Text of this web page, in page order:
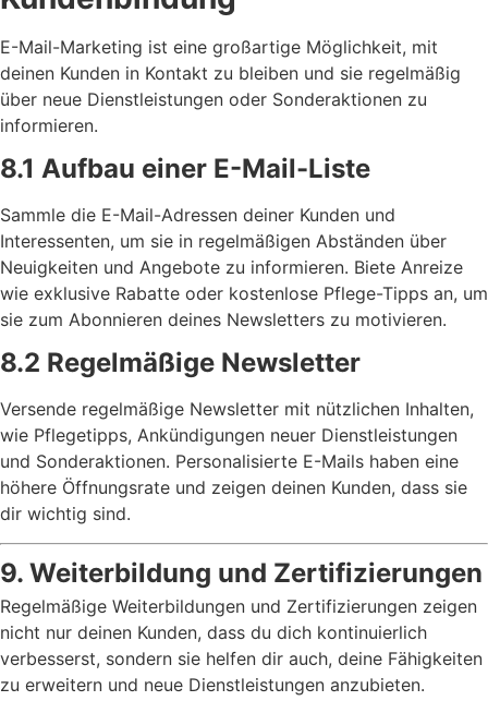
E-Mail-Marketing ist eine großartige Möglichkeit, mit
deinen Kunden in Kontakt zu bleiben und sie regelmäßig
über neue Dienstleistungen oder Sonderaktionen zu
informieren.
8.1 Aufbau einer E-Mail-Liste
Sammle die E-Mail-Adressen deiner Kunden und
Interessenten, um sie in regelmäßigen Abständen über
Neuigkeiten und Angebote zu informieren. Biete Anreize
wie exklusive Rabatte oder kostenlose Pflege-Tipps an, um
sie zum Abonnieren deines Newsletters zu motivieren.
8.2 Regelmäßige Newsletter
Versende regelmäßige Newsletter mit nützlichen Inhalten,
wie Pflegetipps, Ankündigungen neuer Dienstleistungen
und Sonderaktionen. Personalisierte E-Mails haben eine
höhere Öffnungsrate und zeigen deinen Kunden, dass sie
dir wichtig sind.
9. Weiterbildung und Zertifizierungen
Regelmäßige Weiterbildungen und Zertifizierungen zeigen
nicht nur deinen Kunden, dass du dich kontinuierlich
verbesserst, sondern sie helfen dir auch, deine Fähigkeiten
zu erweitern und neue Dienstleistungen anzubieten.